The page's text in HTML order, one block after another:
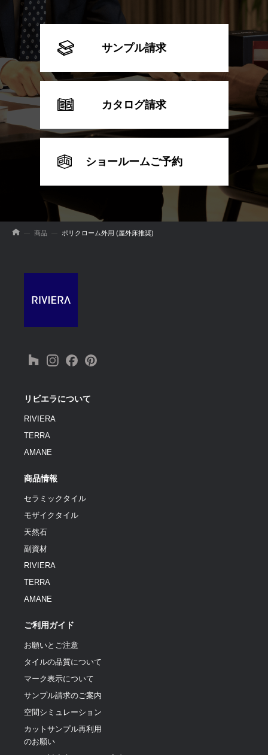
サンプル請求
カタログ請求
ショールームご予約
商品 ポリクローム外用 (屋外床推奨)
リビエラについて
RIVIERA
TERRA
AMANE
商品情報
セラミックタイル
モザイクタイル
天然石
副資材
RIVIERA
TERRA
AMANE
ご利用ガイド
お願いとご注意
タイルの品質について
マーク表示について
サンプル請求のご案内
空間シミュレーション
カットサンプル再利用
のお願い